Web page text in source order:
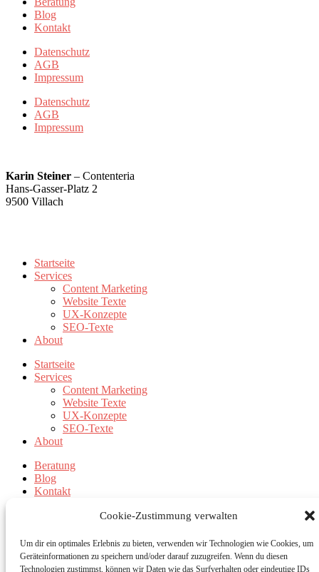
Cookie-Zustimmung verwalten
Um dir ein optimales Erlebnis zu bieten, verwenden wir Technologien wie Cookies, um
Geräteinformationen zu speichern und/oder darauf zuzugreifen. Wenn du diesen
Technologien zustimmst, können wir Daten wie das Surfverhalten oder eindeutige IDs
Blog
Kontakt
Datenschutz
AGB
Impressum
Datenschutz
AGB
Impressum
Karin Steiner – Contenteria
Hans-Gasser-Platz 2
9500 Villach
Startseite
Services
Content Marketing
Website Texte
UX-Konzepte
SEO-Texte
About
Startseite
Services
Content Marketing
Website Texte
UX-Konzepte
SEO-Texte
About
Beratung
Blog
Kontakt
Kontakt
Datenschutz